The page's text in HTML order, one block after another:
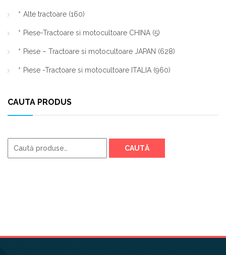
Alte tractoare (160)
Piese-Tractoare si motocultoare CHINA (5)
Piese – Tractoare si motocultoare JAPAN (628)
Piese -Tractoare si motocultoare ITALIA (960)
CAUTA PRODUS
Caută
după:
CAUTĂ